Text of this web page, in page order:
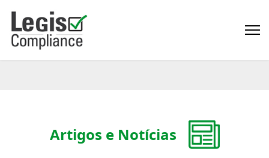
Artigos e Notícias